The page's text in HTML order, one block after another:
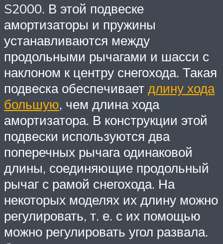
S2000. В этой подвеске
амортизаторы и пружины
устанавливаются между
продольными рычагами и шасси с
наклоном к центру снегохода. Такая
подвеска обеспе­чивает длину хода
большую, чем длина хода
амортизатора. В конструкции этой
подвески используются два
поперечных рычага одинаковой
длины, соединяющие продольный
ры­чаг с рамой снегохода. На
некоторых моделях их длину можно
регулировать, т. е. с их по­мощью
можно регулировать угол развала.